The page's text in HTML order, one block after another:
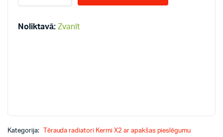
300*1200
quantity
Noliktavā: Zvanīt
Kategorija: Tērauda radiatori Kermi X2 ar apakšas pieslēgumu